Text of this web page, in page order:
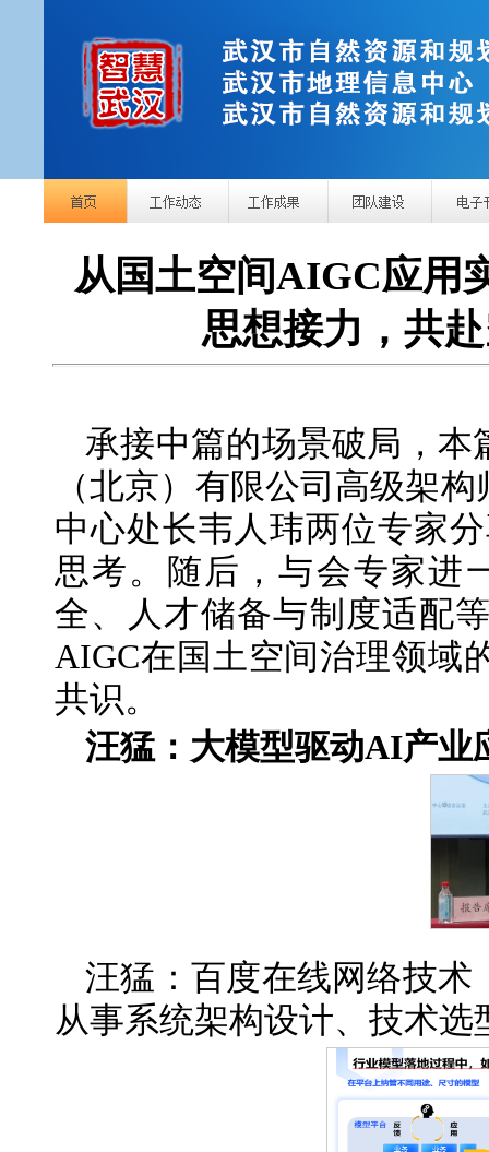
从国土空间AIGC应用
思想接力，共
承接中篇的场景破局，
（北京）有限公司高级架
中心处长韦人玮两位专家
思考。随后，与会专家进
全、人才储备与制度适配
AIGC在国土空间治理领域
共识。
汪猛：大模型驱动AI产业
汪猛：百度在线网络技
从事系统架构设计、技术